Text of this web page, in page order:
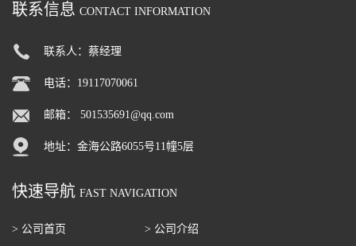
联系信息 CONTACT INFORMATION
联系人：蔡经理
电话：19117070061
邮箱： 501535691@qq.com
地址：金海公路6055号11幢5层
快速导航 FAST NAVIGATION
> 公司首页
> 公司介绍